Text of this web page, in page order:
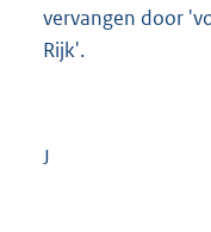
vervangen door
Rijk'.
J